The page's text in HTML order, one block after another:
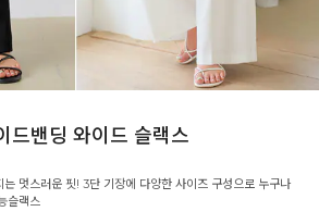
드밴딩 와이드 슬랙스
멋스러운 핏! 3단 기장에 다양한 사이즈 구성으로 누구나
슬랙스